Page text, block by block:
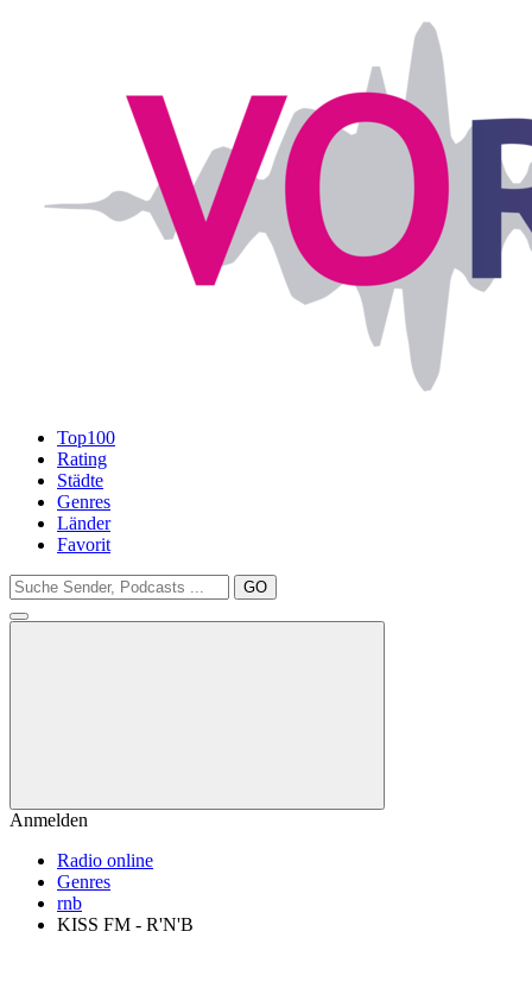
Top100
Rating
Städte
Genres
Länder
Favorit
GO
Anmelden
Radio online
Genres
rnb
KISS FM - R'N'B